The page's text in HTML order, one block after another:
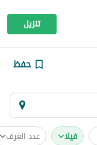
تنزيل
حفظ
فیلا عدد الغرف